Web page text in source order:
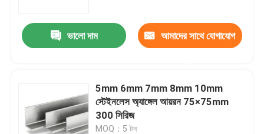
ভালো দাম আমাদের সাথে যোগাযোগ
5mm 6mm 7mm 8mm 10mm
স্টেইনলেস অ্যাঙ্গেল আয়রন 75×75mm
300 সিরিজ
MOQ：5 টন